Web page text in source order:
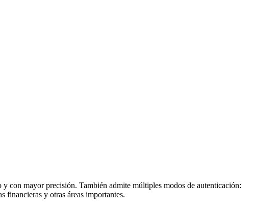
con mayor precisión. También admite múltiples modos de autenticación:
financieras y otras áreas importantes.